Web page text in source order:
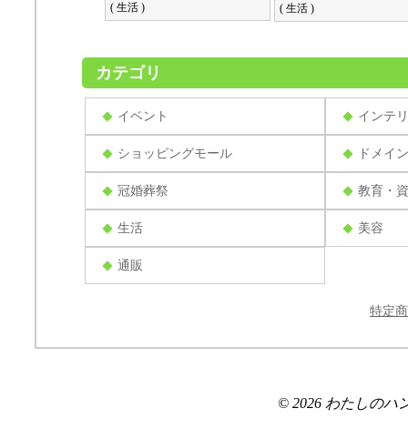
( 生活 ) ( 生活 )
カテゴリ
イベント インテ
ショッピングモール ドメイン
冠婚葬祭 教育・
生活 美容
通販
特定
© 2026 わたしのハ